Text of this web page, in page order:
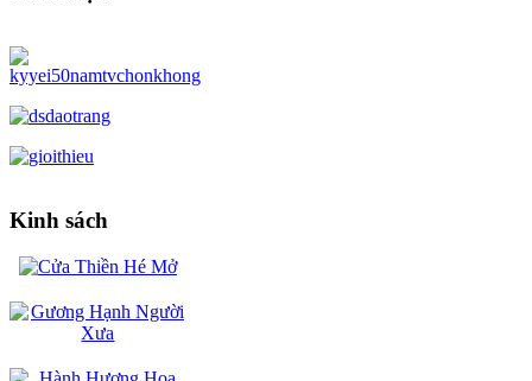
Kinh sách